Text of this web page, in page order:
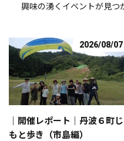
興味の湧くイベントが見つ
2026/08/07
｜開催レポート｜丹波６町じ
もと歩き（市島編）